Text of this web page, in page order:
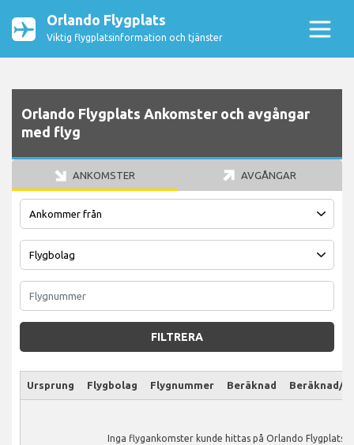
Orlando Flygplats
Viktig flygplatsinformation och tjänster
Orlando Flygplats Ankomster och avgångar
med flyg
ANKOMSTER AVGÅNGAR
FILTRERA
Ursprung Flygbolag Flygnummer Beräknad Beräknad/
Inga flygankomster kunde hittas på Orlando Flygplats.